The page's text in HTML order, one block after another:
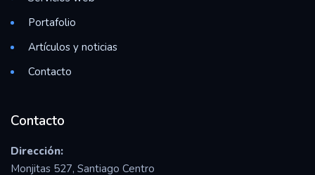
Portafolio
Artículos y noticias
Contacto
Contacto
Dirección:
Monjitas 527, Santiago Centro